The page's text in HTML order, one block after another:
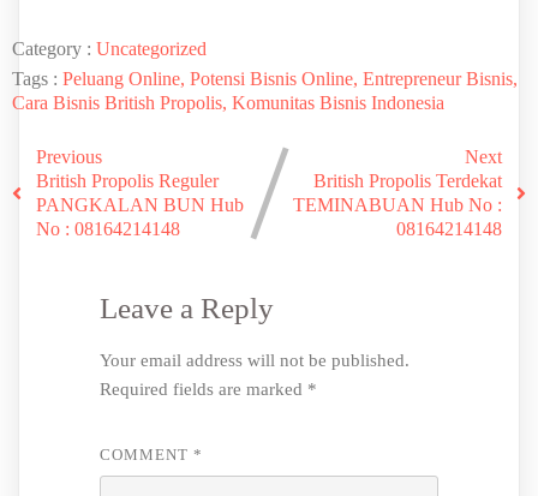
Category : Uncategorized
Tags : Peluang Online, Potensi Bisnis Online, Entrepreneur Bisnis,
Cara Bisnis British Propolis, Komunitas Bisnis Indonesia
Previous
British Propolis Reguler
PANGKALAN BUN Hub
No : 08164214148
Next
British Propolis Terdekat
TEMINABUAN Hub No :
08164214148
Leave a Reply
Your email address will not be published.
Required fields are marked *
COMMENT *